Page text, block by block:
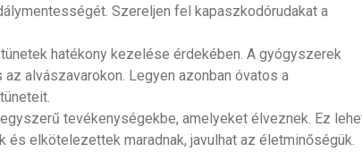
Szereljen fel kapaszkodórudakat a
hatékony kezelése érdekében. A gyógyszerek
alvászavarokon. Legyen azonban óvatos a
tevékenységekbe, amelyeket élveznek. Ez
és elkötelezettek maradnak, javulhat az életminőségük.